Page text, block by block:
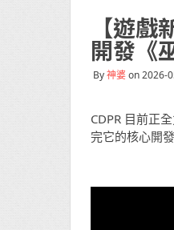
【遊
開發《
By神婆on 2026-
CDPR 目前正
完它的核心開